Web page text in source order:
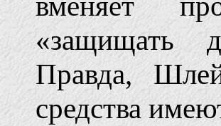
«защищать
Правда,
средства